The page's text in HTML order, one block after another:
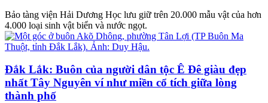
Bảo tàng viện Hải Dương Học lưu giữ trên 20.000 mẫu vật của hơn
4.000 loại sinh vật biển và nước ngọt.
Đắk Lắk: Buôn của người dân tộc Ê Đê giàu đẹp
nhất Tây Nguyên ví như miền cổ tích giữa lòng
thành phố